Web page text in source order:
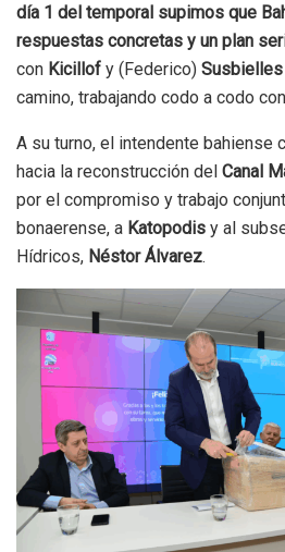
día 1 del temporal supimos que
respuestas concretas y un plan
con Kicillof y (Federico) Susbielles
camino, trabajando codo a codo
A su turno, el intendente bahiense
hacia la reconstrucción del Canal
por el compromiso y trabajo
bonaerense, a Katopodis y al
Hídricos, Néstor Álvarez.